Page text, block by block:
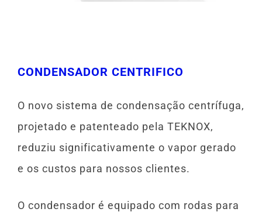
CONDENSADOR CENTRIFICO
O novo sistema de condensação centrífuga,
projetado e patenteado pela TEKNOX,
reduziu significativamente o vapor gerado
e os custos para nossos clientes.
O condensador é equipado com rodas para